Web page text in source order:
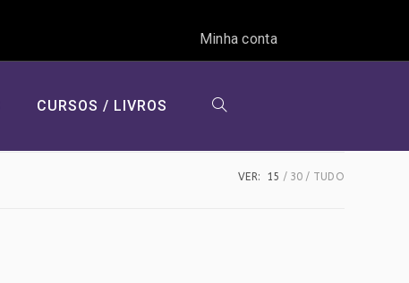
Minha conta
CURSOS / LIVROS ALTERNAR
VER: 15 30 TUDO